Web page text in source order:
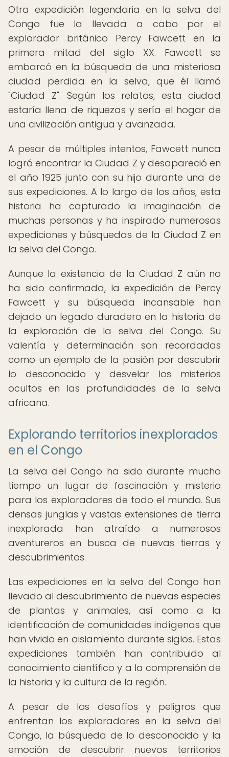
Otra expedición legendaria en la selva del
Congo fue la llevada a cabo por el
explorador británico Percy Fawcett en la
primera mitad del siglo XX. Fawcett se
embarcó en la búsqueda de una misteriosa
ciudad perdida en la selva, que él llamó
"Ciudad Z". Según los relatos, esta ciudad
estaría llena de riquezas y sería el hogar de
una civilización antigua y avanzada.
A pesar de múltiples intentos, Fawcett nunca
logró encontrar la Ciudad Z y desapareció en
el año 1925 junto con su hijo durante una de
sus expediciones. A lo largo de los años, esta
historia ha capturado la imaginación de
muchas personas y ha inspirado numerosas
expediciones y búsquedas de la Ciudad Z en
la selva del Congo.
Aunque la existencia de la Ciudad Z aún no
ha sido confirmada, la expedición de Percy
Fawcett y su búsqueda incansable han
dejado un legado duradero en la historia de
la exploración de la selva del Congo. Su
valentía y determinación son recordadas
como un ejemplo de la pasión por descubrir
lo desconocido y desvelar los misterios
ocultos en las profundidades de la selva
africana.
Explorando territorios inexplorados
en el Congo
La selva del Congo ha sido durante mucho
tiempo un lugar de fascinación y misterio
para los exploradores de todo el mundo. Sus
densas junglas y vastas extensiones de tierra
inexplorada han atraído a numerosos
aventureros en busca de nuevas tierras y
descubrimientos.
Las expediciones en la selva del Congo han
llevado al descubrimiento de nuevas especies
de plantas y animales, así como a la
identificación de comunidades indígenas que
han vivido en aislamiento durante siglos. Estas
expediciones también han contribuido al
conocimiento científico y a la comprensión de
la historia y la cultura de la región.
A pesar de los desafíos y peligros que
enfrentan los exploradores en la selva del
Congo, la búsqueda de lo desconocido y la
emoción de descubrir nuevos territorios